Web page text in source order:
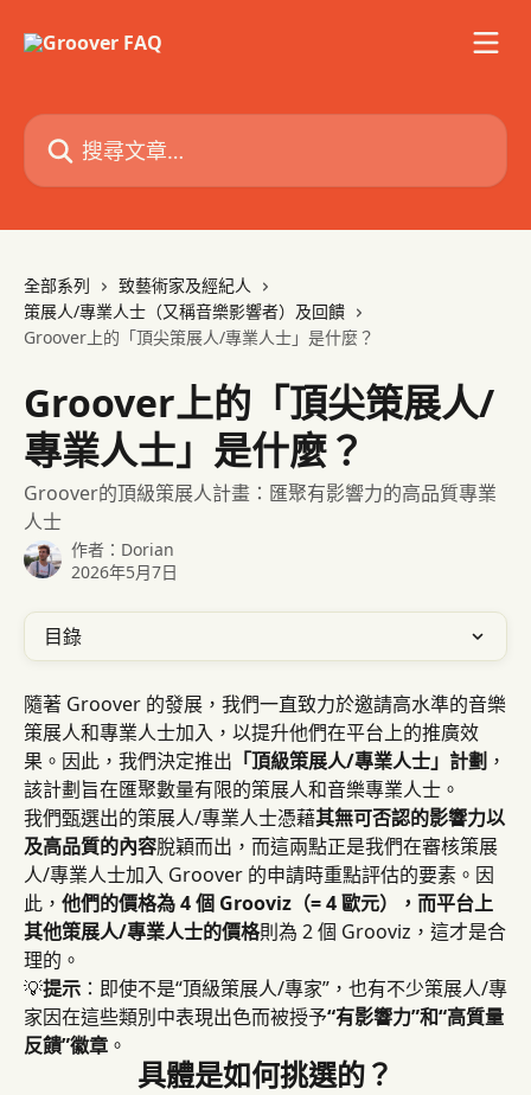
搜尋文章…
全部系列
致藝術家及經紀人
策展人/專業人士（又稱音樂影響者）及回饋
Groover上的「頂尖策展人/專業人士」是什麼？
Groover上的「頂尖策展人/
專業人士」是什麼？
Groover的頂級策展人計畫：匯聚有影響力的高品質專業
人士
作者： Dorian
2026年5月7日
目錄
隨著 Groover 的發展，我們一直致力於邀請高水準的音樂
策展人和專業人士加入，以提升他們在平台上的推廣效
果。因此，我們決定推出 「頂級策展人/專業人士」計劃 ，
該計劃旨在匯聚數量有限的策展人和音樂專業人士。
我們甄選出的策展人/專業人士憑藉其無可否認的影響力以
及高品質的內容脫穎而出，而這兩點正是我們在審核策展
人/專業人士加入 Groover 的申請時重點評估的要素。因
此， 他們的價格為 4 個 Grooviz（= 4 歐元），而平台上
其他策展人/專業人士的價格則為 2 個 Grooviz，這才是合
理的。
💡提示 ：即使不是“頂級策展人/專家”，也有不少策展人/專
家因在這些類別中表現出色而被授予“有影響力”和“高質量
反饋”徽章 。
具體是如何挑選的？